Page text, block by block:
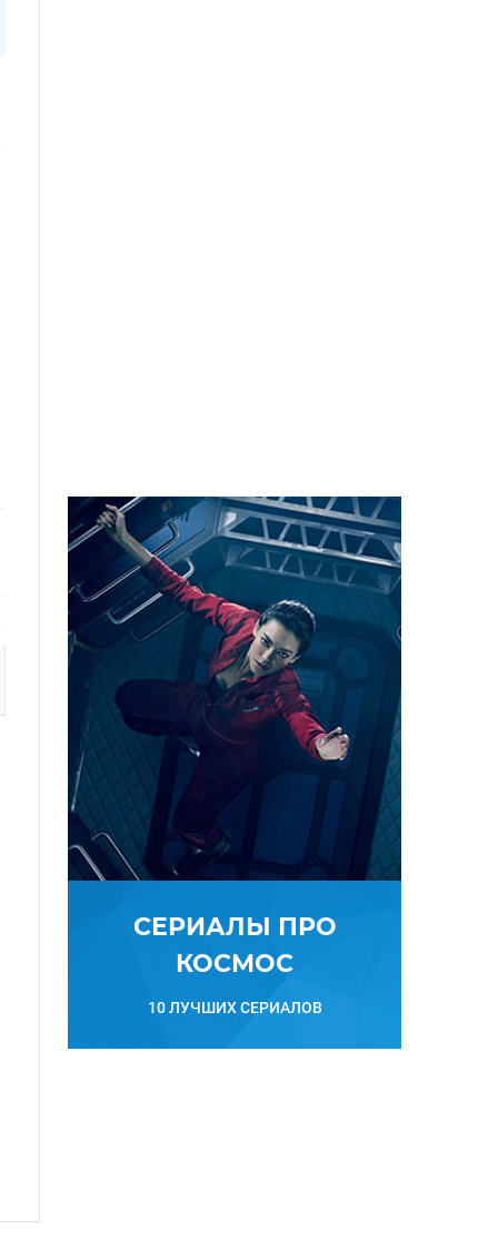
СЕРИАЛЫ ПРО
КОСМОС
10 ЛУЧШИХ СЕРИАЛОВ